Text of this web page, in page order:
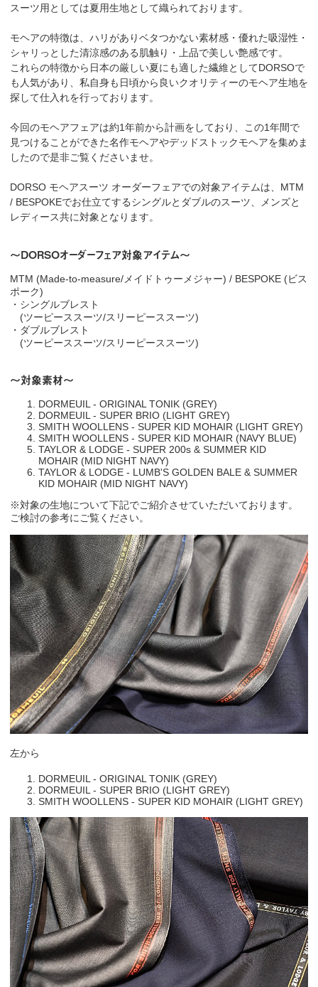
スーツ用としては夏用生地として織られております。
モヘアの特徴は、ハリがありベタつかない素材感・優れた吸湿性・
シャリっとした清涼感のある肌触り・上品で美しい艶感です。
これらの特徴から日本の厳しい夏にも適した繊維としてDORSOで
も人気があり、私自身も日頃から良いクオリティーのモヘア生地を
探して仕入れを行っております。
今回のモヘアフェアは約1年前から計画をしており、この1年間で
見つけることができた名作モヘアやデッドストックモヘアを集めま
したので是非ご覧くださいませ。
DORSO モヘアスーツ オーダーフェアでの対象アイテムは、MTM
/ BESPOKEでお仕立てするシングルとダブルのスーツ、メンズと
レディース共に対象となります。
～DORSOオーダーフェア対象アイテム～
MTM (Made-to-measure/メイドトゥーメジャー) / BESPOKE (ビス
ポーク)
・シングルブレスト
(ツーピーススーツ/スリーピーススーツ)
・ダブルブレスト
(ツーピーススーツ/スリーピーススーツ)
～対象素材～
DORMEUIL - ORIGINAL TONIK (GREY)
DORMEUIL - SUPER BRIO (LIGHT GREY)
SMITH WOOLLENS - SUPER KID MOHAIR (LIGHT GREY)
SMITH WOOLLENS - SUPER KID MOHAIR (NAVY BLUE)
TAYLOR & LODGE - SUPER 200s & SUMMER KID
MOHAIR (MID NIGHT NAVY)
TAYLOR & LODGE - LUMB'S GOLDEN BALE & SUMMER
KID MOHAIR (MID NIGHT NAVY)
※対象の生地について下記でご紹介させていただいております。
ご検討の参考にご覧ください。
左から
DORMEUIL - ORIGINAL TONIK (GREY)
DORMEUIL - SUPER BRIO (LIGHT GREY)
SMITH WOOLLENS - SUPER KID MOHAIR (LIGHT GREY)